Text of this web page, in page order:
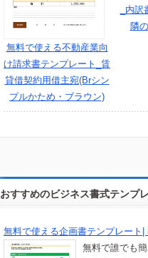
無料で使える不動産業向
け請求書テンプレート_賃
貸借契約用借主宛(Brシン
プルかため・ブラウン)
_内
隣
おすすめのビジネス書式テンプ
無料で使える企画書テンプレート|
無料で誰でも